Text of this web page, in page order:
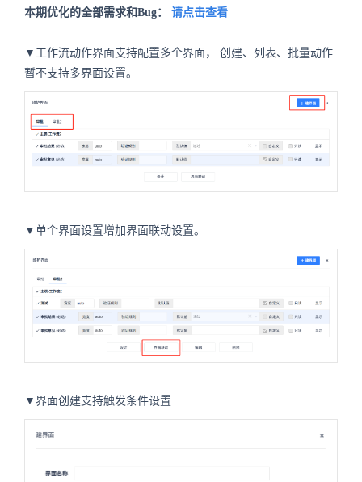
本期优化的全部需求和Bug： 请点击查看
▼工作流动作界面支持配置多个界面， 创建、列表、批量动作
暂不支持多界面设置。
▼单个界面设置增加界面联动设置。
▼界面创建支持触发条件设置